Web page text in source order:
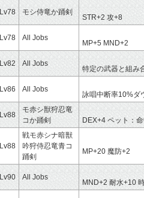
Lv78 モシ侍竜か踊剣
STR+2 攻+8
Lv78 All Jobs
MP+5 MND+2
Lv82 All Jobs
特定の武器と組み
Lv86 All Jobs
詠唱中断率10%ダ
Lv88
モ赤シ獣狩忍竜
コか踊剣
DEX+4 ペット：
Lv88
戦モ赤シナ暗獣
吟狩侍忍竜青コ
踊剣
MP+20 魔防+2
Lv90 All Jobs
MND+2 耐水+10